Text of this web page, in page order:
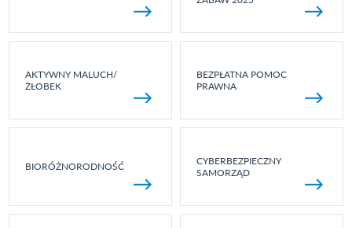
AKTYWNY MALUCH/
ŻŁOBEK
BEZPŁATNA POMOC
PRAWNA
BIORÓŻNORODNOŚĆ
CYBERBEZPIECZNY
SAMORZĄD